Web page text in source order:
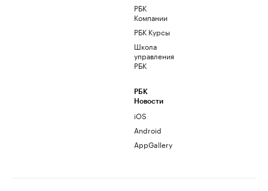
РБК
Компании
РБК Курсы
Школа
управления
РБК
РБК
Новости
iOS
Android
AppGallery